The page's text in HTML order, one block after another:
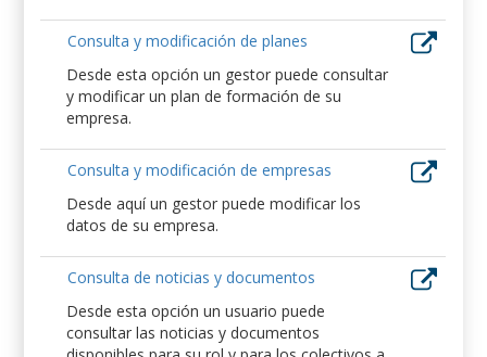
Consulta y modificación de planes
Desde esta opción un gestor puede consultar
y modificar un plan de formación de su
empresa.
Consulta y modificación de empresas
Desde aquí un gestor puede modificar los
datos de su empresa.
Consulta de noticias y documentos
Desde esta opción un usuario puede
consultar las noticias y documentos